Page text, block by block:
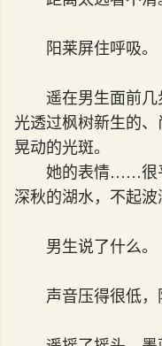
阳莱屏住呼吸。
遥在男生面前
光透过枫树新生的
晃动的光斑。
她的表情……很
深秋的湖水，不起波
男生说了什么。
声音压得很低，